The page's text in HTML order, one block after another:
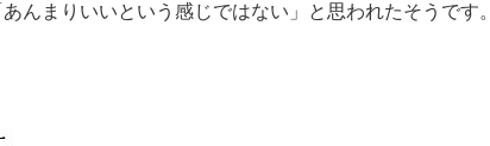
んまりいいという感じではない」と思われたそうです。